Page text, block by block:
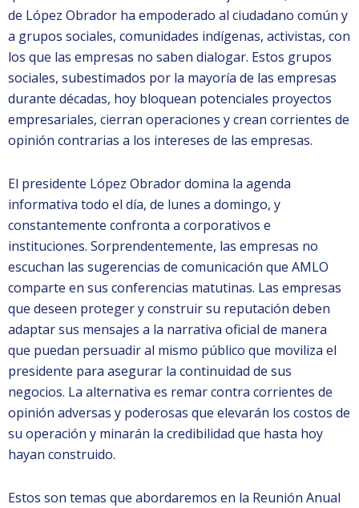
de López Obrador ha empoderado al ciudadano común y
a grupos sociales, comunidades indígenas, activistas, con
los que las empresas no saben dialogar. Estos grupos
sociales, subestimados por la mayoría de las empresas
durante décadas, hoy bloquean potenciales proyectos
empresariales, cierran operaciones y crean corrientes de
opinión contrarias a los intereses de las empresas.
El presidente López Obrador domina la agenda
informativa todo el día, de lunes a domingo, y
constantemente confronta a corporativos e
instituciones. Sorprendentemente, las empresas no
escuchan las sugerencias de comunicación que AMLO
comparte en sus conferencias matutinas. Las empresas
que deseen proteger y construir su reputación deben
adaptar sus mensajes a la narrativa oficial de manera
que puedan persuadir al mismo público que moviliza el
presidente para asegurar la continuidad de sus
negocios. La alternativa es remar contra corrientes de
opinión adversas y poderosas que elevarán los costos de
su operación y minarán la credibilidad que hasta hoy
hayan construido.
Estos son temas que abordaremos en la Reunión Anual